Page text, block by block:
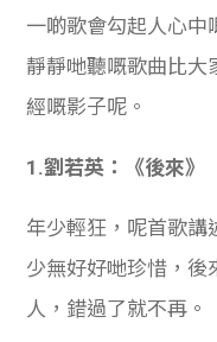
一啲歌會勾起人心中
靜靜哋聽嘅歌曲比大
經嘅影子呢。
1.劉若英：《後來》
年少輕狂，呢首歌講
少無好好哋珍惜，後
人，錯過了就不再。